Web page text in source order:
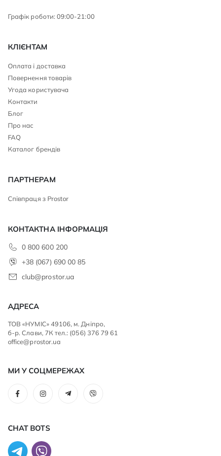
Графік роботи: 09:00-21:00
КЛІЄНТАМ
Оплата і доставка
Повернення товарів
Угода користувача
Контакти
Блог
Про нас
FAQ
Каталог брендів
ПАРТНЕРАМ
Співпраця з Prostor
КОНТАКТНА ІНФОРМАЦІЯ
0 800 600 200
+38 (067) 690 00 85
club@prostor.ua
АДРЕСА
ТОВ «НУМІС» 49106, м. Дніпро,
б-р. Слави, 7К тел.: (056) 376 79 61
office@prostor.ua
МИ У СОЦМЕРЕЖАХ
CHAT BOTS